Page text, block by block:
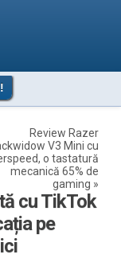
Review Razer
V3 Mini cu
o tastatură
mecanică 65% de
gaming »
cu TikTok
pe